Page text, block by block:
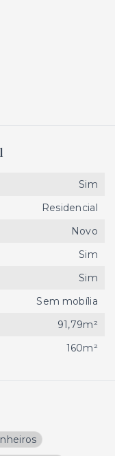
Sim
Residencial
Novo
Sim
Sim
Sem mobília
91,79m²
160m²